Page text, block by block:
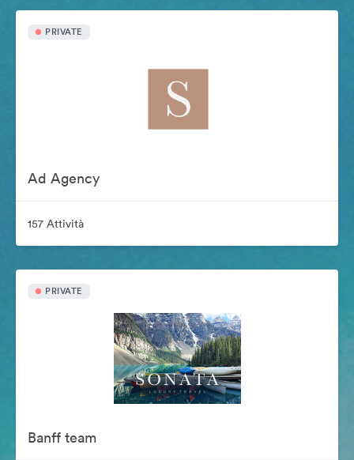
PRIVATE
Ad Agency
157 Attività
PRIVATE
Banff team